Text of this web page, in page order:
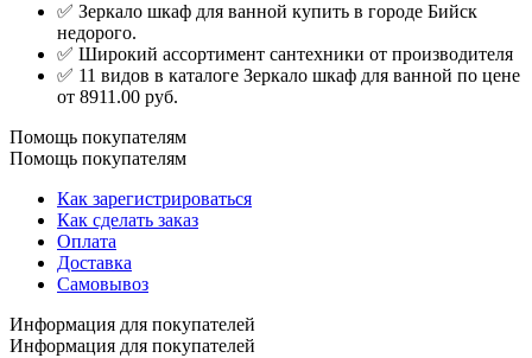
✅ Зеркало шкаф для ванной купить в городе Бийск
недорого.
✅ Широкий ассортимент сантехники от производителя
✅ 11 видов в каталоге Зеркало шкаф для ванной по цене
от 8911.00 руб.
Помощь покупателям
Помощь покупателям
Как зарегистрироваться
Как сделать заказ
Оплата
Доставка
Самовывоз
Информация для покупателей
Информация для покупателей